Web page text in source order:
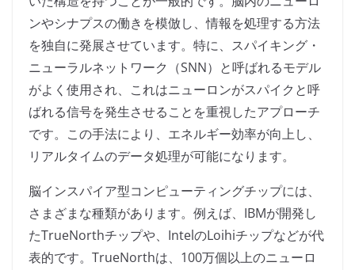
ンやシナプスの働きを模倣し、情報を処理する方法
を独自に発展させています。特に、スパイキング・
ニューラルネットワーク（SNN）と呼ばれるモデル
がよく使用され、これはニューロンがスパイクと呼
ばれる信号を発生させることを重視したアプローチ
です。この手法により、エネルギー効率が向上し、
リアルタイムのデータ処理が可能になります。
脳インスパイア型コンピューティングチップには、
さまざまな種類があります。例えば、IBMが開発し
たTrueNorthチップや、IntelのLoihiチップなどが代
表的です。TrueNorthは、100万個以上のニューロ